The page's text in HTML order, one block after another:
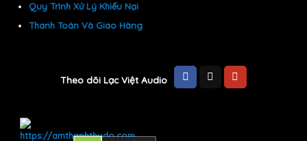
Quy Trình Xử Lý Khiếu Nại
Thanh Toán Và Giao Hàng
Theo dõi Lạc Việt Audio